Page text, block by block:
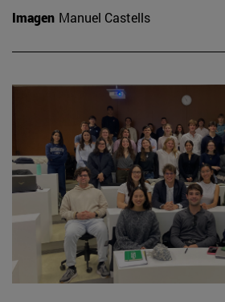
Imagen Manuel Castells